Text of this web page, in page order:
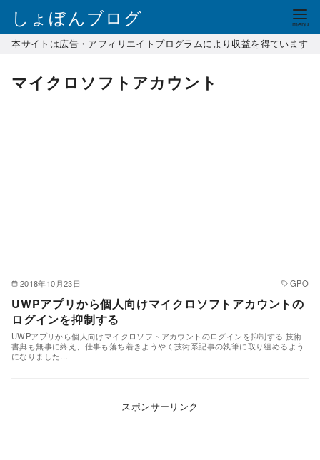
しょぼんブログ
本サイトは広告・アフィリエイトプログラムにより収益を得ています
マイクロソフトアカウント
2018年10月23日 GPO
UWPアプリから個人向けマイクロソフトアカウントの
ログインを抑制する
UWPアプリから個人向けマイクロソフトアカウントのログインを抑制する 技術
書典も無事に終え、仕事も落ち着きようやく技術系記事の執筆に取り組めるよう
になりました…
スポンサーリンク